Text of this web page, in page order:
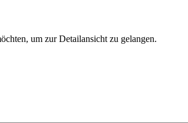
um zur Detailansicht zu gelangen.